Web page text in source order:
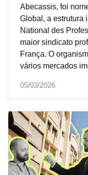
Abecassis, foi
Global, a estrutura
National des
maior sindicato
França. O
vários mercados
05/03/2026